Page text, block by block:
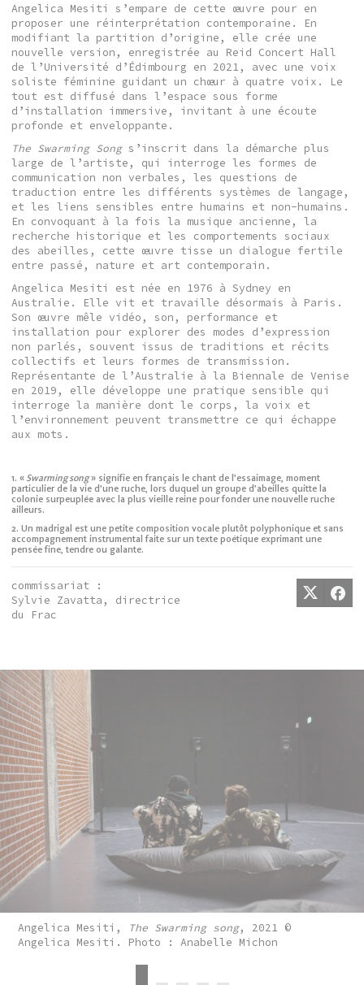
Angelica Mesiti s’empare de cette œuvre pour en
proposer une réinterprétation contemporaine. En
modifiant la partition d’origine, elle crée une
nouvelle version, enregistrée au Reid Concert Hall
de l’Université d’Édimbourg en 2021, avec une voix
soliste féminine guidant un chœur à quatre voix. Le
tout est diffusé dans l’espace sous forme
d’installation immersive, invitant à une écoute
profonde et enveloppante.
The Swarming Songs’inscrit dans la démarche plus
large de l’artiste, qui interroge les formes de
communication non verbales, les questions de
traduction entre les différents systèmes de langage,
et les liens sensibles entre humains et non-humains.
En convoquant à la fois la musique ancienne, la
recherche historique et les comportements sociaux
des abeilles, cette œuvre tisse un dialogue fertile
entre passé, nature et art contemporain.
Angelica Mesiti est née en 1976 à Sydney en
Australie. Elle vit et travaille désormais à Paris.
Son œuvre mêle vidéo, son, performance et
installation pour explorer des modes d’expression
non parlés, souvent issus de traditions et récits
collectifs et leurs formes de transmission.
Représentante de l’Australie à la Biennale de Venise
en 2019, elle développe une pratique sensible qui
interroge la manière dont le corps, la voix et
l’environnement peuvent transmettre ce qui échappe
aux mots.
1. « Swarming song» signifie en français le chant de l’essaimage, moment
particulier de la vie d’une ruche, lors duquel un groupe d’abeilles quitte la
colonie surpeuplée avec la plus vieille reine pour fonder une nouvelle ruche
ailleurs.
2. Un madrigal est une petite composition vocale plutôt polyphonique et sans
accompagnement instrumental faite sur un texte poétique exprimant une
pensée fine, tendre ou galante.
commissariat :
Sylvie Zavatta, directrice
du Frac
Angelica Mesiti, The Swarming song, 2021 ©
Angelica Mesiti. Photo : Anabelle Michon